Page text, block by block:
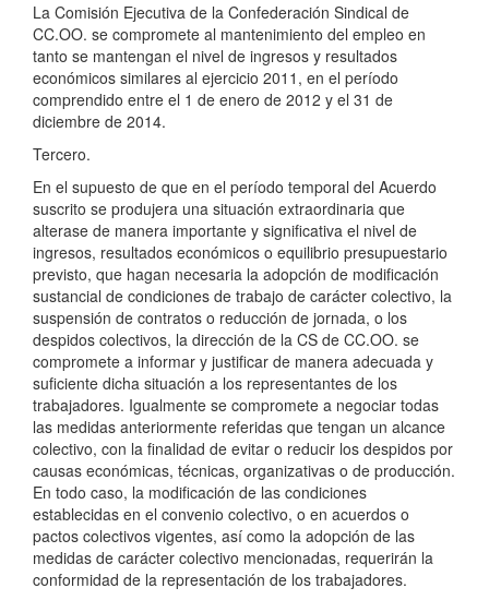
La Comisión Ejecutiva de la Confederación Sindical de
CC.OO. se compromete al mantenimiento del empleo en
tanto se mantengan el nivel de ingresos y resultados
económicos similares al ejercicio 2011, en el período
comprendido entre el 1 de enero de 2012 y el 31 de
diciembre de 2014.
Tercero.
En el supuesto de que en el período temporal del Acuerdo
suscrito se produjera una situación extraordinaria que
alterase de manera importante y significativa el nivel de
ingresos, resultados económicos o equilibrio presupuestario
previsto, que hagan necesaria la adopción de modificación
sustancial de condiciones de trabajo de carácter colectivo, la
suspensión de contratos o reducción de jornada, o los
despidos colectivos, la dirección de la CS de CC.OO. se
compromete a informar y justificar de manera adecuada y
suficiente dicha situación a los representantes de los
trabajadores. Igualmente se compromete a negociar todas
las medidas anteriormente referidas que tengan un alcance
colectivo, con la finalidad de evitar o reducir los despidos por
causas económicas, técnicas, organizativas o de producción.
En todo caso, la modificación de las condiciones
establecidas en el convenio colectivo, o en acuerdos o
pactos colectivos vigentes, así como la adopción de las
medidas de carácter colectivo mencionadas, requerirán la
conformidad de la representación de los trabajadores.